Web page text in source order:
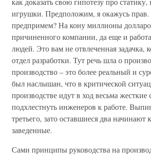
игрушки. Предположим, я окажусь прав.
предпримем? На кону миллионы
причиненного компании, да еще и
людей. Это вам не отвлеченная задачка,
отдел разработки. Тут речь шла о
производство – это более реальный и
был наслышан, что в критической
производстве идут в ход весьма жесткие
подхлестнуть инженеров к работе.
третьего, зато оставшиеся два начинают
заведенные.
Сами принципы руководства на